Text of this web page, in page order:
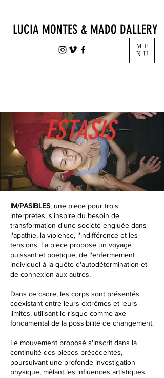
LUCIA MONTES & MADO DALLERY
ME
NU
ESTASIS
IM/PASIBLES, une pièce pour trois
interprètes, s'inspire du besoin de
transformation d'une société engluée dans
l'apathie, la violence, l'indifférence et les
tensions. La pièce propose un voyage
puissant et poétique, de l'enfermement
individuel à la quête d'autodétermination et
de connexion aux autres.
Dans ce cadre, les corps sont présentés
coexistant entre leurs extrêmes et leurs
limites, utilisant le risque comme axe
fondamental de la possibilité de changement.
Le mouvement proposé s'inscrit dans la
continuité des pièces précédentes,
poursuivant une profonde investigation
physique, mêlant les influences artistiques